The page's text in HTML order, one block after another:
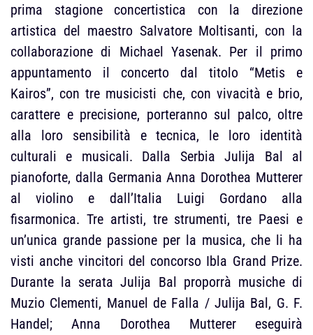
prima stagione concertistica con la direzione
artistica del maestro Salvatore Moltisanti, con la
collaborazione di Michael Yasenak. Per il primo
appuntamento il concerto dal titolo “Metis e
Kairos”, con tre musicisti che, con vivacità e brio,
carattere e precisione, porteranno sul palco, oltre
alla loro sensibilità e tecnica, le loro identità
culturali e musicali. Dalla Serbia Julija Bal al
pianoforte, dalla Germania Anna Dorothea Mutterer
al violino e dall’Italia Luigi Gordano alla
fisarmonica. Tre artisti, tre strumenti, tre Paesi e
un’unica grande passione per la musica, che li ha
visti anche vincitori del concorso Ibla Grand Prize.
Durante la serata Julija Bal proporrà musiche di
Muzio Clementi, Manuel de Falla / Julija Bal, G. F.
Handel; Anna Dorothea Mutterer eseguirà